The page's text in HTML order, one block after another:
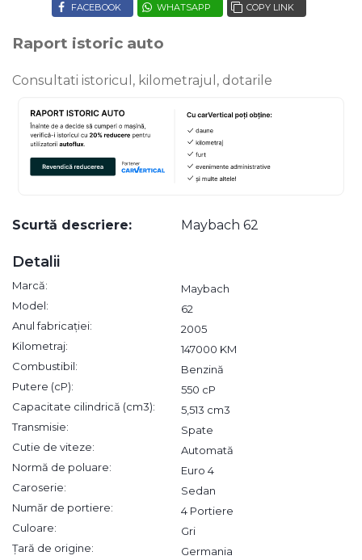
FACEBOOK WHATSAPP COPY LINK
Raport istoric auto
Consultati istoricul, kilometrajul, dotarile
Scurtă descriere: Maybach 62
Detalii
Marcă:
Maybach
Model:
62
Anul fabricației:
2005
Kilometraj:
147000 KM
Combustibil:
Benzină
Putere (cP):
550 cP
Capacitate cilindrică (cm3):
5,513 cm3
Transmisie:
Spate
Cutie de viteze:
Automată
Normă de poluare:
Euro 4
Caroserie:
Sedan
Număr de portiere:
4 Portiere
Culoare:
Gri
Țară de origine:
Germania